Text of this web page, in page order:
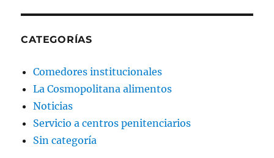
CATEGORÍAS
Comedores institucionales
La Cosmopolitana alimentos
Noticias
Servicio a centros penitenciarios
Sin categoría